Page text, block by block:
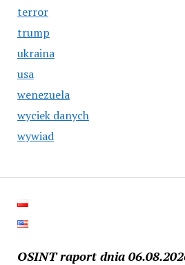
terror
trump
ukraina
usa
wenezuela
wyciek danych
wywiad
OSINT raport dnia